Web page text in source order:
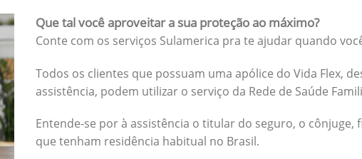
Que tal você aproveitar a sua proteção ao máximo?
Conte com os serviços Sulamerica pra te ajudar quando
Todos os clientes que possuam uma apólice do Vida Flex,
assistência, podem utilizar o serviço da Rede de Saúde
Entende-se por à assistência o titular do seguro, o cônjuge,
que tenham residência habitual no Brasil.